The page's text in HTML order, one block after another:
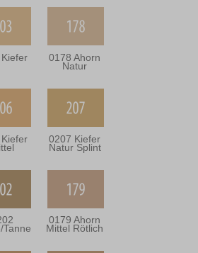
0178 Ahorn
Natur
0207 Kiefer
Natur Splint
Tanne
0179 Ahorn
Mittel Rötlich